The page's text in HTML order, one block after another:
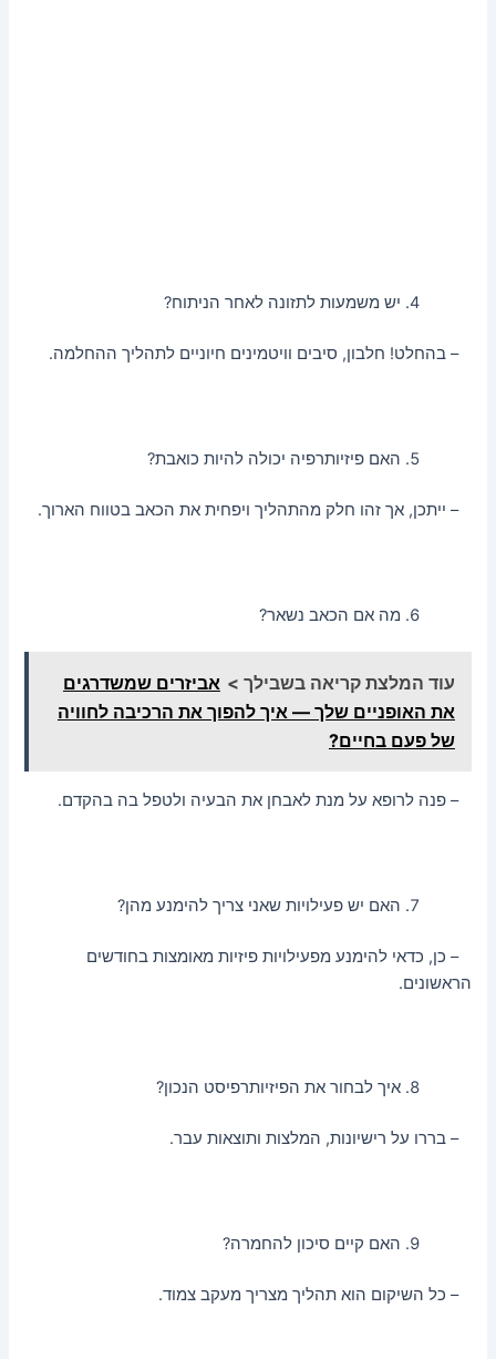
יש משמעות לתזונה לאחר הניתוח?
– בהחלט! חלבון, סיבים וויטמינים חיוניים לתהליך ההחלמה.
האם פיזיותרפיה יכולה להיות כואבת?
– ייתכן, אך זהו חלק מהתהליך ויפחית את הכאב בטווח הארוך.
מה אם הכאב נשאר?
עוד המלצת קריאה בשבילך > אביזרים שמשדרגים
את האופניים שלך — איך להפוך את הרכיבה לחוויה
של פעם בחיים?
– פנה לרופא על מנת לאבחן את הבעיה ולטפל בה בהקדם.
האם יש פעילויות שאני צריך להימנע מהן?
– כן, כדאי להימנע מפעילויות פיזיות מאומצות בחודשים
הראשונים.
איך לבחור את הפיזיותרפיסט הנכון?
– בררו על רישיונות, המלצות ותוצאות עבר.
האם קיים סיכון להחמרה?
– כל השיקום הוא תהליך מצריך מעקב צמוד.